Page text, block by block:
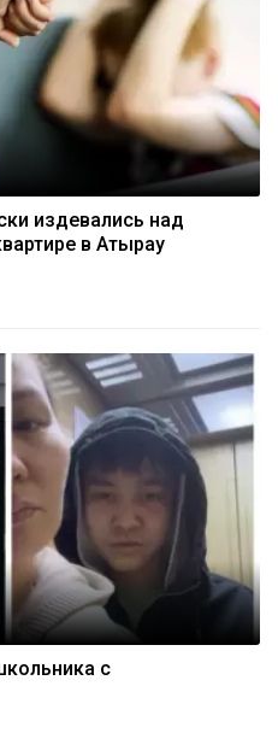
издевались над
в Атырау
с